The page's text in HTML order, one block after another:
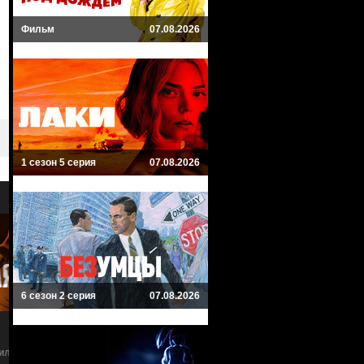
9
Почему женщины убивают Калейдоскоп ужасов
Фильм 07.08.2026
1 сезон 5 серия 07.08.2026
6 сезон 2 серия 07.08.2026